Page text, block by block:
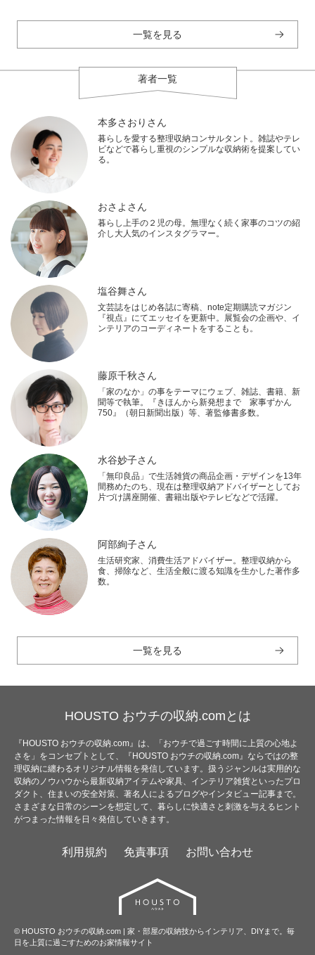
一覧を見る
著者一覧
本多さおりさん
暮らしを愛する整理収納コンサルタント。雑誌やテレ
ビなどで暮らし重視のシンプルな収納術を提案してい
る。
おさよさん
暮らし上手の２児の母。無理なく続く家事のコツの紹
介し大人気のインスタグラマー。
塩谷舞さん
文芸誌をはじめ各誌に寄稿、note定期購読マガジン
『視点』にてエッセイを更新中。展覧会の企画や、イ
ンテリアのコーディネートをすることも。
藤原千秋さん
「家のなか」の事をテーマにウェブ、雑誌、書籍、新
聞等で執筆。『きほんから新発想まで 家事ずかん
750』（朝日新聞出版）等、著監修書多数。
水谷妙子さん
「無印良品」で生活雑貨の商品企画・デザインを13年
間務めたのち、現在は整理収納アドバイザーとしてお
片づけ講座開催、書籍出版やテレビなどで活躍。
阿部絢子さん
生活研究家、消費生活アドバイザー。整理収納から
食、掃除など、生活全般に渡る知識を生かした著作多
数。
一覧を見る
HOUSTO おウチの収納.comとは
『HOUSTO おウチの収納.com』は、「おウチで過ごす時間に上質の心地よ
さを」をコンセプトとして、『HOUSTO おウチの収納.com』ならではの整
理収納に纏わるオリジナル情報を発信しています。扱うジャンルは実用的な
収納のノウハウから最新収納アイテムや家具、インテリア雑貨といったプロ
ダクト、住まいの安全対策、著名人によるブログやインタビュー記事まで。
さまざまな日常のシーンを想定して、暮らしに快適さと刺激を与えるヒント
がつまった情報を日々発信していきます。
利用規約 免責事項 お問い合わせ
© HOUSTO おウチの収納.com | 家・部屋の収納技からインテリア、DIYまで。毎
日を上質に過ごすためのお家情報サイト